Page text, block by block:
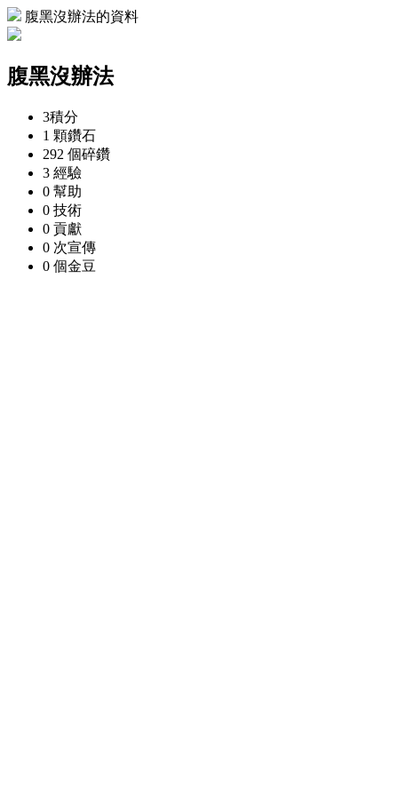
腹黑沒辦法的資料
腹黑沒辦法
3積分
1 顆鑽石
292 個碎鑽
3 經驗
0 幫助
0 技術
0 貢獻
0 次宣傳
0 個金豆